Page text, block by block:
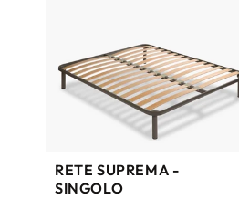
RETE SUPREMA -
SINGOLO